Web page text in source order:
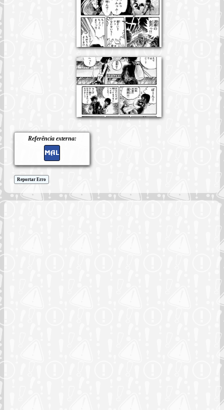
Referência externa:
Reportar Erro